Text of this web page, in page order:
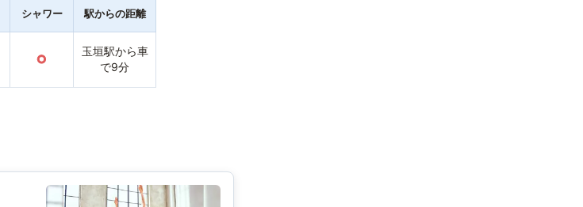
シャワー 駅からの距離
○
玉垣駅から車
で9分